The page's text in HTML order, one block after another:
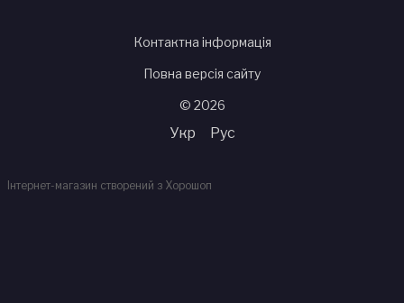
Контактна інформація
Повна версія сайту
© 2026
Укр Рус
Інтернет-магазин створений з Хорошоп